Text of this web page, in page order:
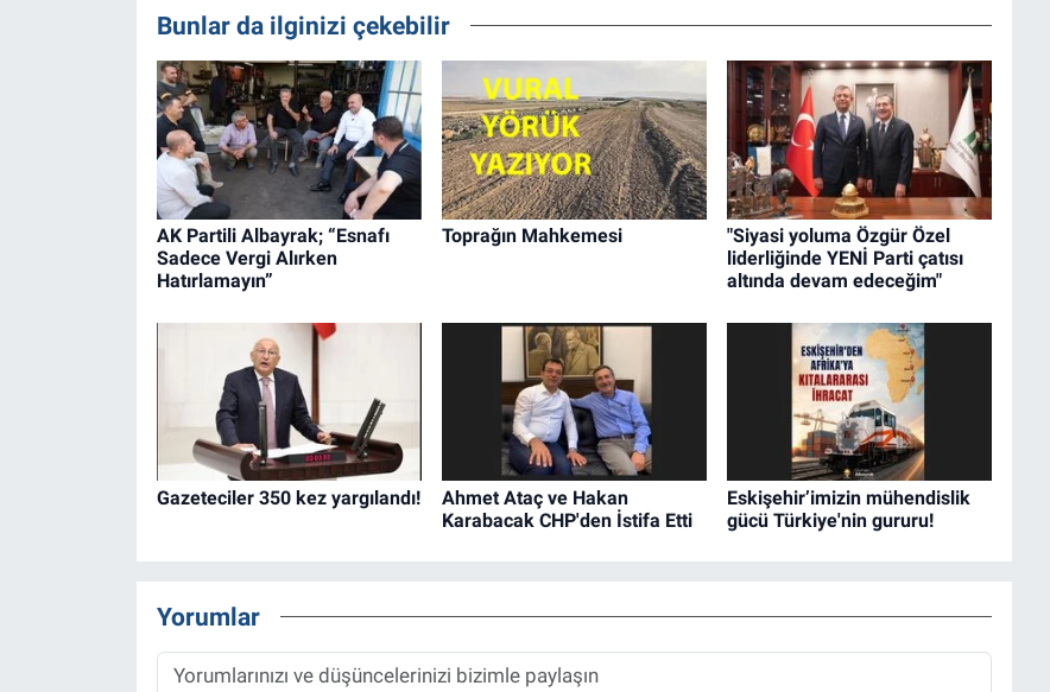
Bunlar da ilginizi çekebilir
AK Partili Albayrak; “Esnafı
Sadece Vergi Alırken
Hatırlamayın”
Toprağın Mahkemesi
"Siyasi yoluma Özgür Özel
liderliğinde YENİ Parti çatısı
altında devam edeceğim"
Gazeteciler 350 kez yargılandı!
Ahmet Ataç ve Hakan
Karabacak CHP'den İstifa Etti
Eskişehir’imizin mühendislik
gücü Türkiye'nin gururu!
Yorumlar